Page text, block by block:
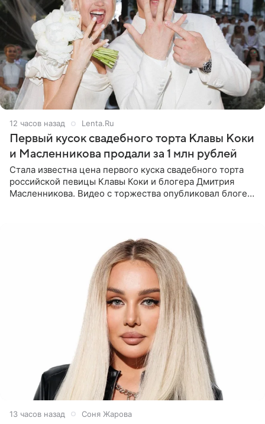
12 часов назад Lenta.Ru
Первый кусок свадебного торта Клавы Коки
и Масленникова продали за 1 млн рублей
Стала известна цена первого куска свадебного торта
российской певицы Клавы Коки и блогера Дмитрия
Масленникова. Видео с торжества опубликовал блогер
13 часов назад Соня Жарова